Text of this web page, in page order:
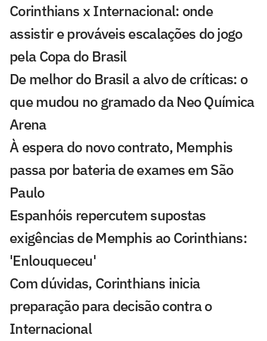
Corinthians x Internacional: onde
assistir e prováveis escalações do jogo
pela Copa do Brasil
De melhor do Brasil a alvo de críticas: o
que mudou no gramado da Neo Química
Arena
À espera do novo contrato, Memphis
passa por bateria de exames em São
Paulo
Espanhóis repercutem supostas
exigências de Memphis ao Corinthians:
'Enlouqueceu'
Com dúvidas, Corinthians inicia
preparação para decisão contra o
Internacional